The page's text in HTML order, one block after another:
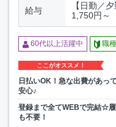
給与
【日勤／
1,750円～
60代以上活躍中 職
ここがオススメ！
日払いOK！急な出費があっ
安心♪
登録まで全てWEBで完結☆
も不要！